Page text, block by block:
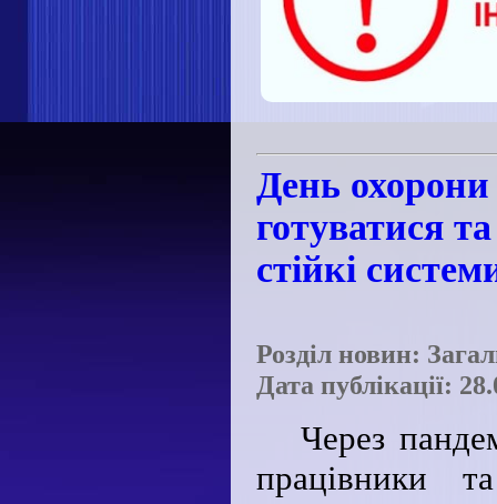
День охорони
готуватися
стійкі
Розділ новин:
Дата публікації:
Через
працівники